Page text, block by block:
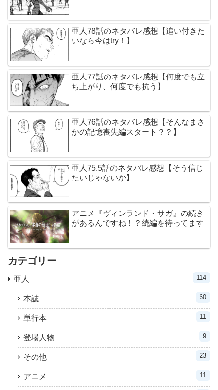
亜人78話のネタバレ感想【追い付きた
いなら今はtry！】
亜人77話のネタバレ感想【何度でも立
ち上がり、何度でも抗う】
亜人76話のネタバレ感想【そんなまさ
かの記憶喪失編スタート？？】
亜人75.5話のネタバレ感想【そう信じ
たいじゃないか】
アニメ『ヴィンランド・サガ』の続き
があるんですね！？続編を待ってます
カテゴリー
亜人 114
本誌 60
単行本 11
登場人物 9
その他 23
アニメ 11